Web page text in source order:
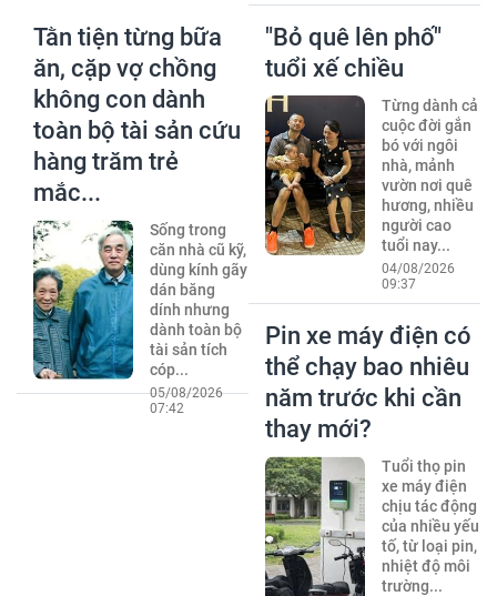
Tằn tiện từng bữa
ăn, cặp vợ chồng
không con dành
toàn bộ tài sản cứu
hàng trăm trẻ
mắc...
Sống trong
căn nhà cũ kỹ,
dùng kính gãy
dán băng
dính nhưng
dành toàn bộ
tài sản tích
cóp...
05/08/2026
07:42
"Bỏ quê lên phố"
tuổi xế chiều
Từng dành cả
cuộc đời gắn
bó với ngôi
nhà, mảnh
vườn nơi quê
hương, nhiều
người cao
tuổi nay...
04/08/2026
09:37
Pin xe máy điện có
thể chạy bao nhiêu
năm trước khi cần
thay mới?
Tuổi thọ pin
xe máy điện
chịu tác động
của nhiều yếu
tố, từ loại pin,
nhiệt độ môi
trường...